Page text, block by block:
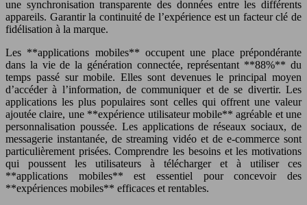
une synchronisation transparente des données entre les différents
appareils. Garantir la continuité de l’expérience est un facteur clé de
fidélisation à la marque.
Les **applications mobiles** occupent une place prépondérante
dans la vie de la génération connectée, représentant **88%** du
temps passé sur mobile. Elles sont devenues le principal moyen
d’accéder à l’information, de communiquer et de se divertir. Les
applications les plus populaires sont celles qui offrent une valeur
ajoutée claire, une **expérience utilisateur mobile** agréable et une
personnalisation poussée. Les applications de réseaux sociaux, de
messagerie instantanée, de streaming vidéo et de e-commerce sont
particulièrement prisées. Comprendre les besoins et les motivations
qui poussent les utilisateurs à télécharger et à utiliser ces
**applications mobiles** est essentiel pour concevoir des
**expériences mobiles** efficaces et rentables.